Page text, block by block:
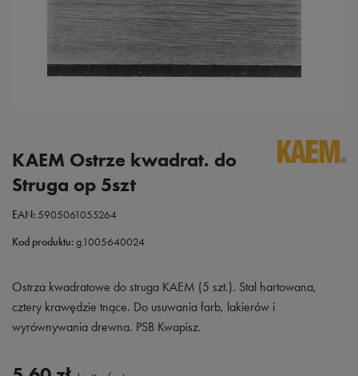
KAEM Ostrze kwadrat. do
Struga op 5szt
EAN:5905061055264
Kod produktu:g.1005640024
Ostrza kwadratowe do struga KAEM (5 szt.). Stal hartowana,
cztery krawędzie tnące. Do usuwania farb, lakierów i
wyrównywania drewna. PSB Kwapisz.